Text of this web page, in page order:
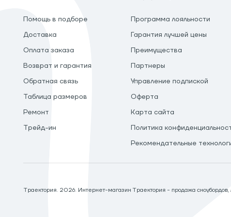
Помощь в подборе
Доставка
Оплата заказа
Возврат и гарантия
Обратная связь
Таблица размеров
Ремонт
Трейд-ин
Программа лояльности
Гарантия лучшей цены
Преимущества
Партнеры
Управление подпиской
Оферта
Карта сайта
Политика
Рекомендательные
Траектория. 2026. Интернет-магазин Траектория - продажа сноубордов,